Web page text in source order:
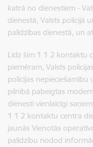
katrā no dienestiem -
dienestā, Valsts policijā
palīdzības dienestā, un
Līdz šim 1 1 2 kontaktu
piemēram, Valsts
policijas
pilnībā pabeigtas
dienesti vienlaicīgi
1 1 2 kontaktu centra
jaunās Vienotās
palīdzību nodod